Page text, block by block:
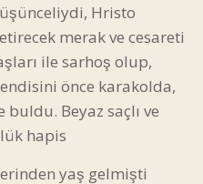
Hristo
merak ve cesareti
ile sarhoş olup,
önce karakolda,
Beyaz saçlı ve
hapis
yaş gelmişti